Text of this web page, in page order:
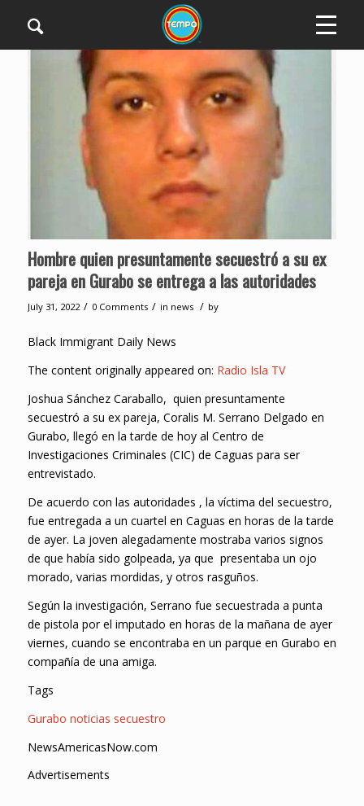
Hombre quien presuntamente secuestró a su ex
pareja en Gurabo se entrega a las autoridades
July 31, 2022 / 0 Comments / in news / by
Black Immigrant Daily News
The content originally appeared on: Radio Isla TV
Joshua Sánchez Caraballo, quien presuntamente
secuestró a su ex pareja, Coralis M. Serrano Delgado en
Gurabo, llegó en la tarde de hoy al Centro de
Investigaciones Criminales (CIC) de Caguas para ser
entrevistado.
De acuerdo con las autoridades , la víctima del secuestro,
fue entregada a un cuartel en Caguas en horas de la tarde
de ayer. La joven alegadamente mostraba varios signos
de que había sido golpeada, ya que presentaba un ojo
morado, varias mordidas, y otros rasguños.
Según la investigación, Serrano fue secuestrada a punta
de pistola por el imputado en horas de la mañana de ayer
viernes, cuando se encontraba en un parque en Gurabo en
compañía de una amiga.
Tags
Gurabo noticias secuestro
NewsAmericasNow.com
Advertisements